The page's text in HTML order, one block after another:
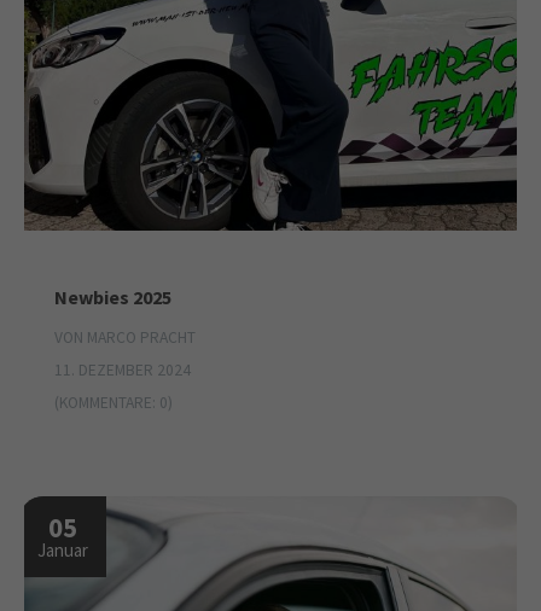
Newbies 2025
VON MARCO PRACHT
11. DEZEMBER 2024
(KOMMENTARE: 0)
05
Januar